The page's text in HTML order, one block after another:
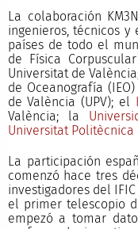
La colaboración
ingenieros, técnicos y
países de todo el
de Física
Universitat de
de Oceanografía
de València (UPV); el
València; la
Universitat Politècnica
La participación
comenzó hace tres
investigadores del
el primer telescopio
empezó a tomar